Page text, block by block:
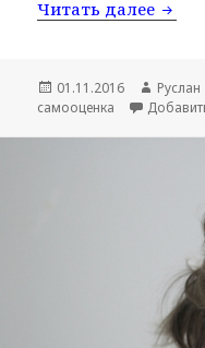
Читать далее Как
Опубликовано
01.11.2016 Автор
Руслан
самооценка